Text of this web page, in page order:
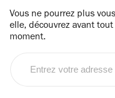
Vous ne pourrez plus
elle, découvrez avant
moment.